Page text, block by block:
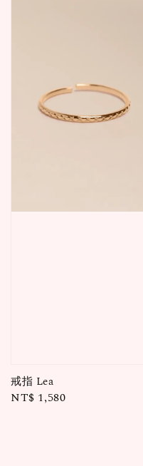
戒指 Lea
Regular
NT$ 1,580